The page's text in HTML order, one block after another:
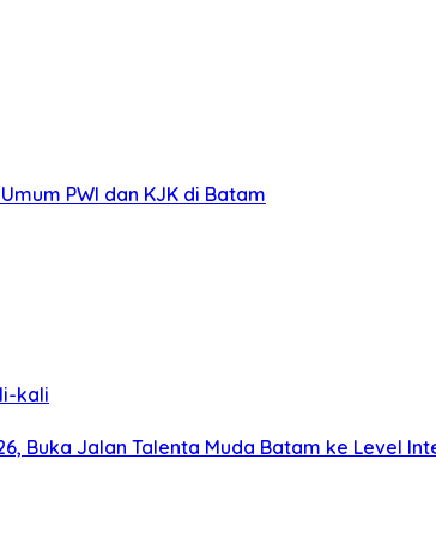
PWI dan KJK di Batam
kali
Buka Jalan Talenta Muda Batam ke Level